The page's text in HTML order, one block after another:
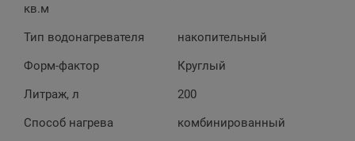
кв.м
Тип водонагревателя
накопительный
Форм-фактор
Круглый
Литраж, л
200
Способ нагрева
комбинированный